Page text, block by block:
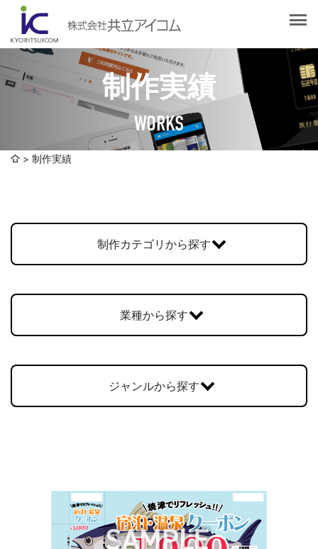
制作実績
WORKS
会社概要
社長挨拶
企業理念
認証取得
選ばれる理由
Web制作・ホームページ制作
社員ブログ
制作実績
制作カテゴリから探す
業種から探す
ジャンルから探す